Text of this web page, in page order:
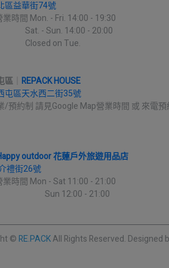
區益華街74號
間 Mon. - Fri. 14:00 - 19:30
- Sun. 14:00 - 20:00
on Tue.
區
REPACK HOUSE
屯區天水西二街35號
/預約制 請見Google Map營業時間 或 來電預
outdoor 花蓮戶外旅遊用品店
禮街26號
間 Mon - Sat 11:00 - 21:00
12:00 - 21:00
©RE.PACKAll Rights Reserved. Designed